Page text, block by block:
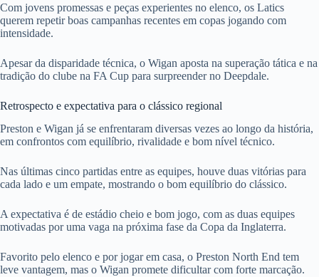
Com jovens promessas e peças experientes no elenco, os Latics
querem repetir boas campanhas recentes em copas jogando com
intensidade.
Apesar da disparidade técnica, o Wigan aposta na superação tática e na
tradição do clube na FA Cup para surpreender no Deepdale.
Retrospecto e expectativa para o clássico regional
Preston e Wigan já se enfrentaram diversas vezes ao longo da história,
em confrontos com equilíbrio, rivalidade e bom nível técnico.
Nas últimas cinco partidas entre as equipes, houve duas vitórias para
cada lado e um empate, mostrando o bom equilíbrio do clássico.
A expectativa é de estádio cheio e bom jogo, com as duas equipes
motivadas por uma vaga na próxima fase da Copa da Inglaterra.
Favorito pelo elenco e por jogar em casa, o Preston North End tem
leve vantagem, mas o Wigan promete dificultar com forte marcação.